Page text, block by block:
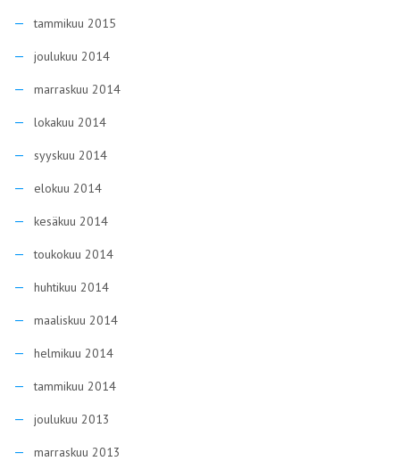
tammikuu 2015
joulukuu 2014
marraskuu 2014
lokakuu 2014
syyskuu 2014
elokuu 2014
kesäkuu 2014
toukokuu 2014
huhtikuu 2014
maaliskuu 2014
helmikuu 2014
tammikuu 2014
joulukuu 2013
marraskuu 2013